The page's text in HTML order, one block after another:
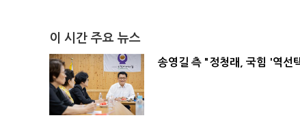
이 시간 주요 뉴스
송영길 측 "정청래, 국힘 '역선